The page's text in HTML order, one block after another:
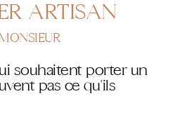
ARTISAN
MONSIEUR
souhaitent porter un
pas ce qu'ils